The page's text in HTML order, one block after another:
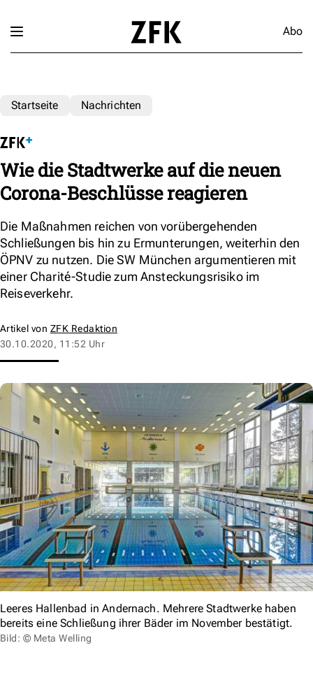
Abo
Startseite Nachrichten
Wie die Stadtwerke auf die neuen
Corona-Beschlüsse reagieren
Die Maßnahmen reichen von vorübergehenden
Schließungen bis hin zu Ermunterungen, weiterhin den
ÖPNV zu nutzen. Die SW München argumentieren mit
einer Charité-Studie zum Ansteckungsrisiko im
Reiseverkehr.
Artikel von ZFK Redaktion
30.10.2020, 11:52 Uhr
Leeres Hallenbad in Andernach. Mehrere Stadtwerke haben
bereits eine Schließung ihrer Bäder im November bestätigt.
Bild: © Meta Welling